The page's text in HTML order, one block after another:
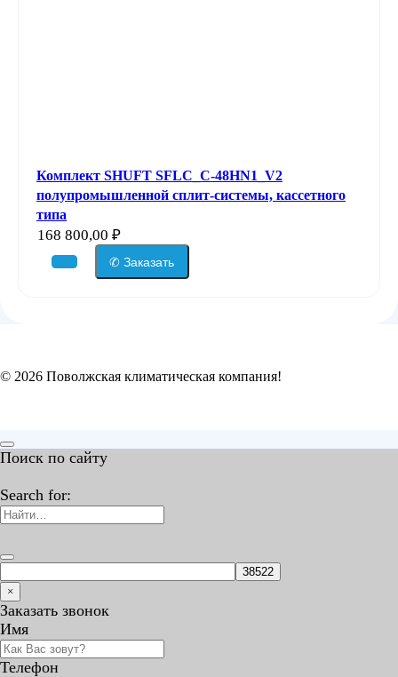
Комплект SHUFT SFLC_C-48HN1_V2
полупромышленной сплит-системы, кассетного
типа
168 800,00 ₽
✆ Заказать
© 2026 Поволжская климатическая компания!
Поиск по сайту
Search for:
×
Заказать звонок
Имя
Телефон